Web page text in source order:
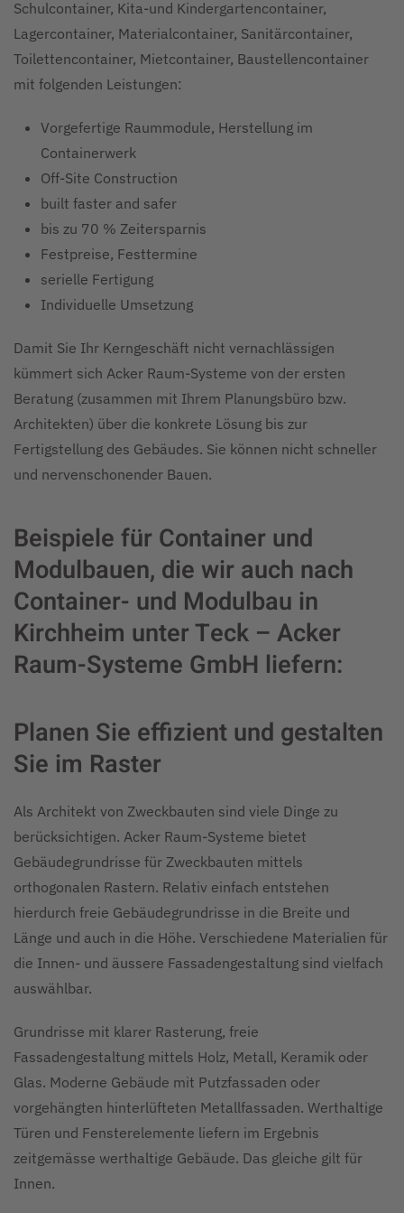
Schulcontainer, Kita-und Kindergartencontainer,
Lagercontainer, Materialcontainer, Sanitärcontainer,
Toilettencontainer, Mietcontainer, Baustellencontainer
mit folgenden Leistungen:
Vorgefertige Raummodule, Herstellung im
Containerwerk
Off-Site Construction
built faster and safer
bis zu 70 % Zeitersparnis
Festpreise, Festtermine
serielle Fertigung
Individuelle Umsetzung
Damit Sie Ihr Kerngeschäft nicht vernachlässigen
kümmert sich Acker Raum-Systeme von der ersten
Beratung (zusammen mit Ihrem Planungsbüro bzw.
Architekten) über die konkrete Lösung bis zur
Fertigstellung des Gebäudes. Sie können nicht schneller
und nervenschonender Bauen.
Beispiele für Container und
Modulbauen, die wir auch nach
Container- und Modulbau in
Kirchheim unter Teck – Acker
Raum-Systeme GmbH liefern:
Planen Sie effizient und gestalten
Sie im Raster
Als Architekt von Zweckbauten sind viele Dinge zu
berücksichtigen. Acker Raum-Systeme bietet
Gebäudegrundrisse für Zweckbauten mittels
orthogonalen Rastern. Relativ einfach entstehen
hierdurch freie Gebäudegrundrisse in die Breite und
Länge und auch in die Höhe. Verschiedene Materialien für
die Innen- und äussere Fassadengestaltung sind vielfach
auswählbar.
Grundrisse mit klarer Rasterung, freie
Fassadengestaltung mittels Holz, Metall, Keramik oder
Glas. Moderne Gebäude mit Putzfassaden oder
vorgehängten hinterlüfteten Metallfassaden. Werthaltige
Türen und Fensterelemente liefern im Ergebnis
zeitgemässe werthaltige Gebäude. Das gleiche gilt für
Innen.